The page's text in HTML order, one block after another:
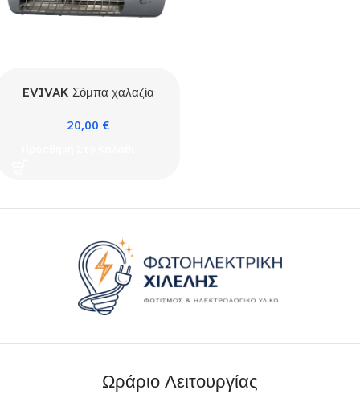
EVIVAK Σόμπα χαλαζία
20,00 €
Ωράριο Λειτουργίας